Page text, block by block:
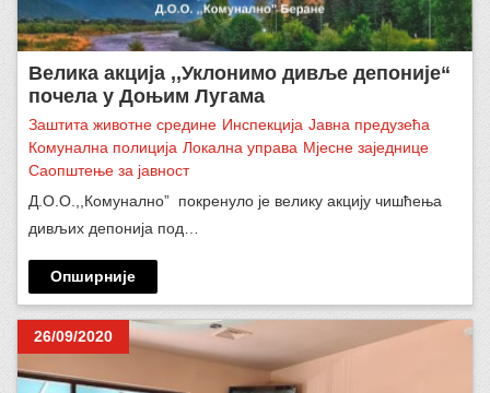
Велика акција ,,Уклонимо дивље депоније“
почела у Доњим Лугама
Заштита животне средине Инспекција Јавна предузећа
Комунална полиција Локална управа Мјесне заједнице
Саопштење за јавност
Д.О.О.,,Комунално” покренуло је велику акцију чишћења
дивљих депонија под…
Опширније
26/09/2020